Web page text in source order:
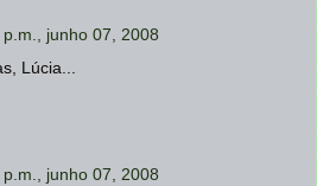
p.m., junho 07, 2008
Lúcia...
p.m., junho 07, 2008